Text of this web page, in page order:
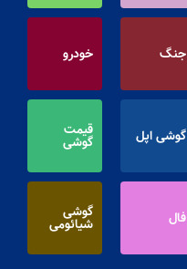
جنگ خودرو
گوشی اپل قیمت
گوشی
فال گوشی
شیائومی